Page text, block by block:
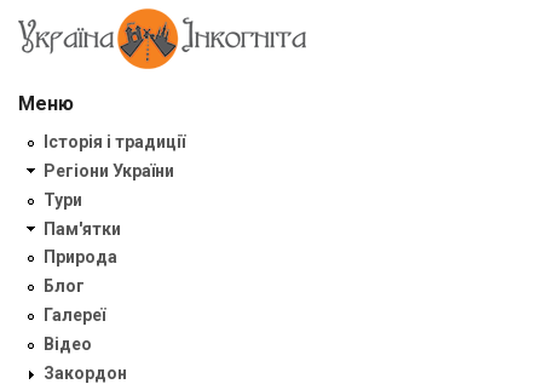
Меню
Історія і традиції
Регіони України
Тури
Пам'ятки
Природа
Блог
Галереї
Відео
Закордон